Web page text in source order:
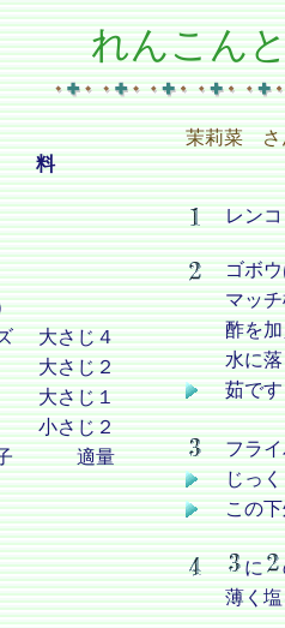
れんこん
料
大さじ４
大さじ２
大さじ１
小さじ２
適量
茉莉菜 さ
レン
ゴボ
マッ
酢を
水に
茹で
フラ
じっ
この
に
薄く